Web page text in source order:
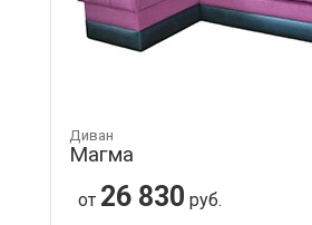
Диван
Магма
от 26 830 руб.